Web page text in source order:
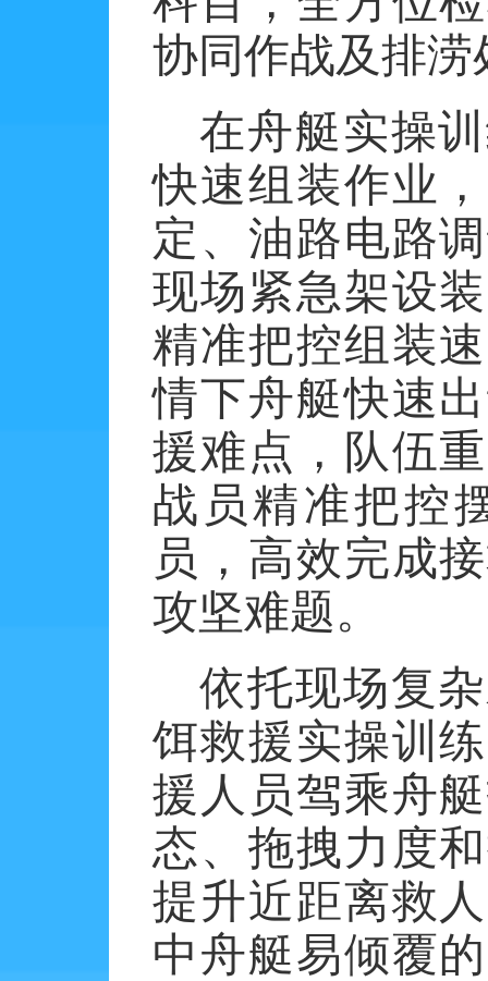
协同作战及排涝
在舟艇实操
快速组装作业
定、油路电路
现场紧急架设
精准把控组装
情下舟艇快速
援难点，队伍
战员精准把控
员，高效完成
攻坚难题。
依托现场复
饵救援实操训
援人员驾乘舟
态、拖拽力度
提升近距离救
中舟艇易倾覆